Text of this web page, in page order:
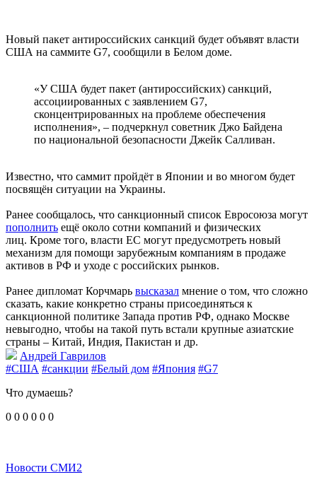
Новый пакет антироссийских санкций будет объявят власти
США на саммите G7, сообщили в Белом доме.
«У США будет пакет (антироссийских) санкций,
ассоциированных с заявлением G7,
сконцентрированных на проблеме обеспечения
исполнения», – подчеркнул советник Джо Байдена
по национальной безопасности Джейк Салливан.
Известно, что саммит пройдёт в Японии и во многом будет
посвящён ситуации на Украины.
Ранее сообщалось, что санкционный список Евросоюза могут
пополнить ещё около сотни компаний и физических
лиц. Кроме того, власти ЕС могут предусмотреть новый
механизм для помощи зарубежным компаниям в продаже
активов в РФ и уходе с российских рынков.
Ранее дипломат Корчмарь высказал мнение о том, что сложно
сказать, какие конкретно страны присоединяться к
санкционной политике Запада против РФ, однако Москве
невыгодно, чтобы на такой путь встали крупные азиатские
страны – Китай, Индия, Пакистан и др.
Андрей Гаврилов
#США #санкции #Белый дом #Япония #G7
Что думаешь?
0 0 0 0 0 0
Новости СМИ2